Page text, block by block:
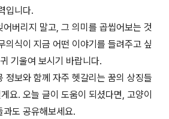
입니다.
버리지 말고, 그 의미를 곱씹어보는 것
의식이 지금 어떤 이야기를 들려주고 싶
기울여 보시기 바랍니다.
정보와 함께 자주 헷갈리는 꿈의 상징들
요. 오늘 글이 도움이 되셨다면, 고양이
도 공유해보세요.